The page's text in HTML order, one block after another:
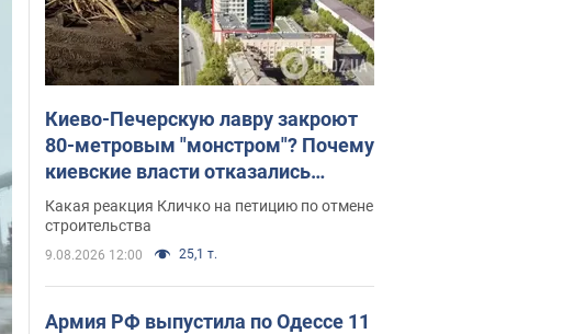
Киево-Печерскую лавру закроют
80-метровым "монстром"? Почему
киевские власти отказались
остановить строительство
небоскреба "московского
верующего"
Какая реакция Кличко на петицию по отмене
строительства
9.08.2026 12:00 25,1 т.
Армия РФ выпустила по Одессе 11